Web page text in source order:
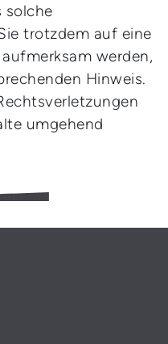
solche
trotzdem auf eine
werden,
Hinweis.
umgehend